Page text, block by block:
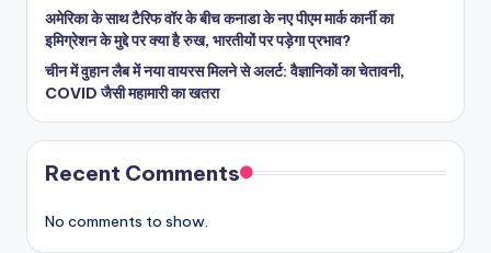
अमेरिका के साथ टैरिफ वॉर के बीच कनाडा के नए पीएम मार्क कार्नी का
इमिग्रेशन के मुद्दे पर क्या है रुख, भारतीयों पर पड़ेगा प्रभाव?
चीन में वुहान लैब में नया वायरस मिलने से अलर्ट: वैज्ञानिकों का चेतावनी,
COVID जैसी महामारी का खतरा
Recent Comments
No comments to show.